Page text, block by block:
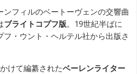
ンフィルのベートーヴェンの交響曲
ブライトコプフ版。19世紀半ばに
・ウント・ヘルテル社から出版さ
けて編纂されたベーレンライター